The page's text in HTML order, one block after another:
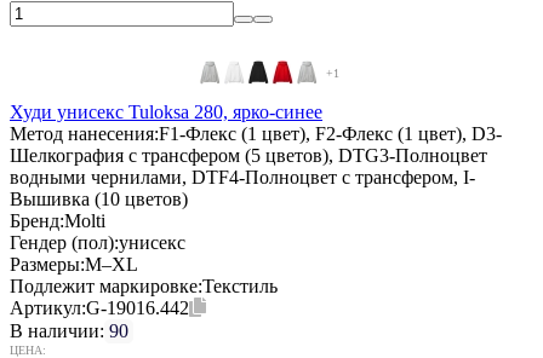
+1
Худи унисекс Tuloksa 280, ярко-синее
Метод нанесения:F1-Флекс (1 цвет), F2-Флекс (1 цвет), D3-
Шелкография с трансфером (5 цветов), DTG3-Полноцвет
водными чернилами, DTF4-Полноцвет с трансфером, I-
Вышивка (10 цветов)
Бренд:Molti
Гендер (пол):унисекс
Размеры:M–XL
Подлежит маркировке:Текстиль
Артикул:G-19016.442
В наличии: 90
ЦЕНА: